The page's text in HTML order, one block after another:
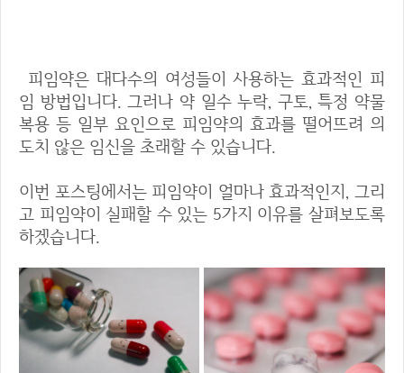
피임약은 대다수의 여성들이 사용하는 효과적인 피
임 방법입니다. 그러나 약 일수 누락, 구토, 특정 약물
복용 등 일부 요인으로 피임약의 효과를 떨어뜨려 의
도치 않은 임신을 초래할 수 있습니다.
이번 포스팅에서는 피임약이 얼마나 효과적인지, 그리
고 피임약이 실패할 수 있는 5가지 이유를 살펴보도록
하겠습니다.